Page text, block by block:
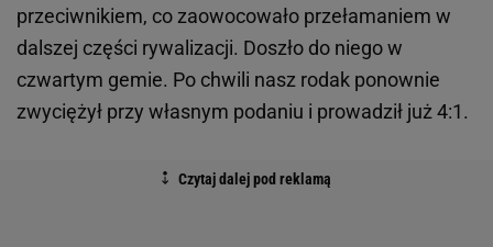
przeciwnikiem, co zaowocowało przełamaniem w
dalszej części rywalizacji. Doszło do niego w
czwartym gemie. Po chwili nasz rodak ponownie
zwyciężył przy własnym podaniu i prowadził już 4:1.